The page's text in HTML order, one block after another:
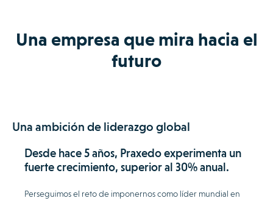
Una empresa que mira hacia el
futuro
Una ambición de liderazgo global
Desde hace 5 años, Praxedo experimenta un
fuerte crecimiento, superior al 30% anual.
Perseguimos el reto de imponernos como líder mundial en